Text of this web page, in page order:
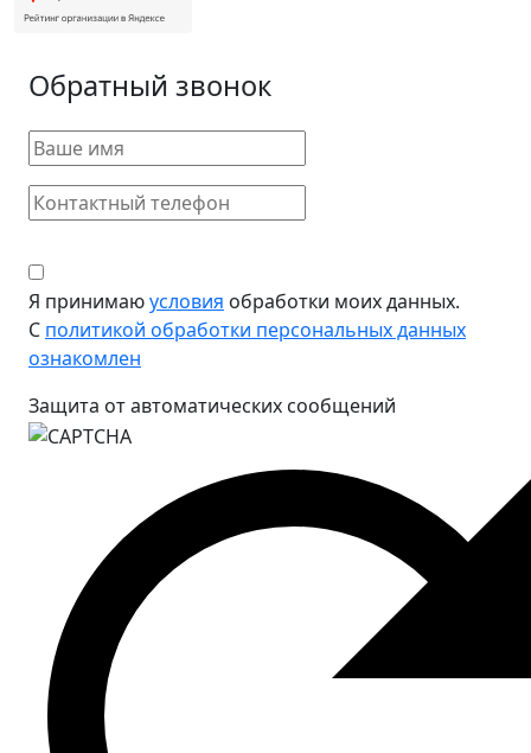
Обратный звонок
Я принимаюусловия обработки моих данных.
С политикой обработки персональных данных
ознакомлен
Защита от автоматических сообщений